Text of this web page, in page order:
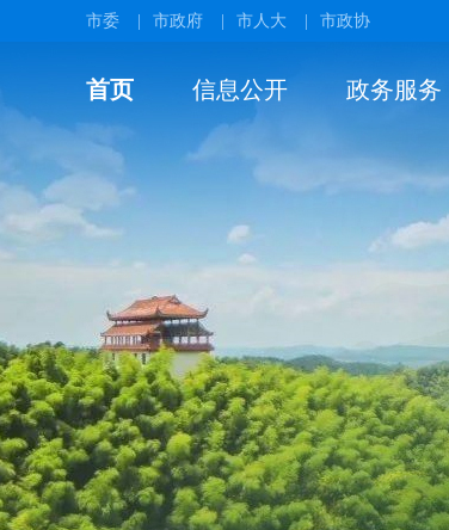
市委 市政府 市人大 市政协
首页 信息公开 政务服务